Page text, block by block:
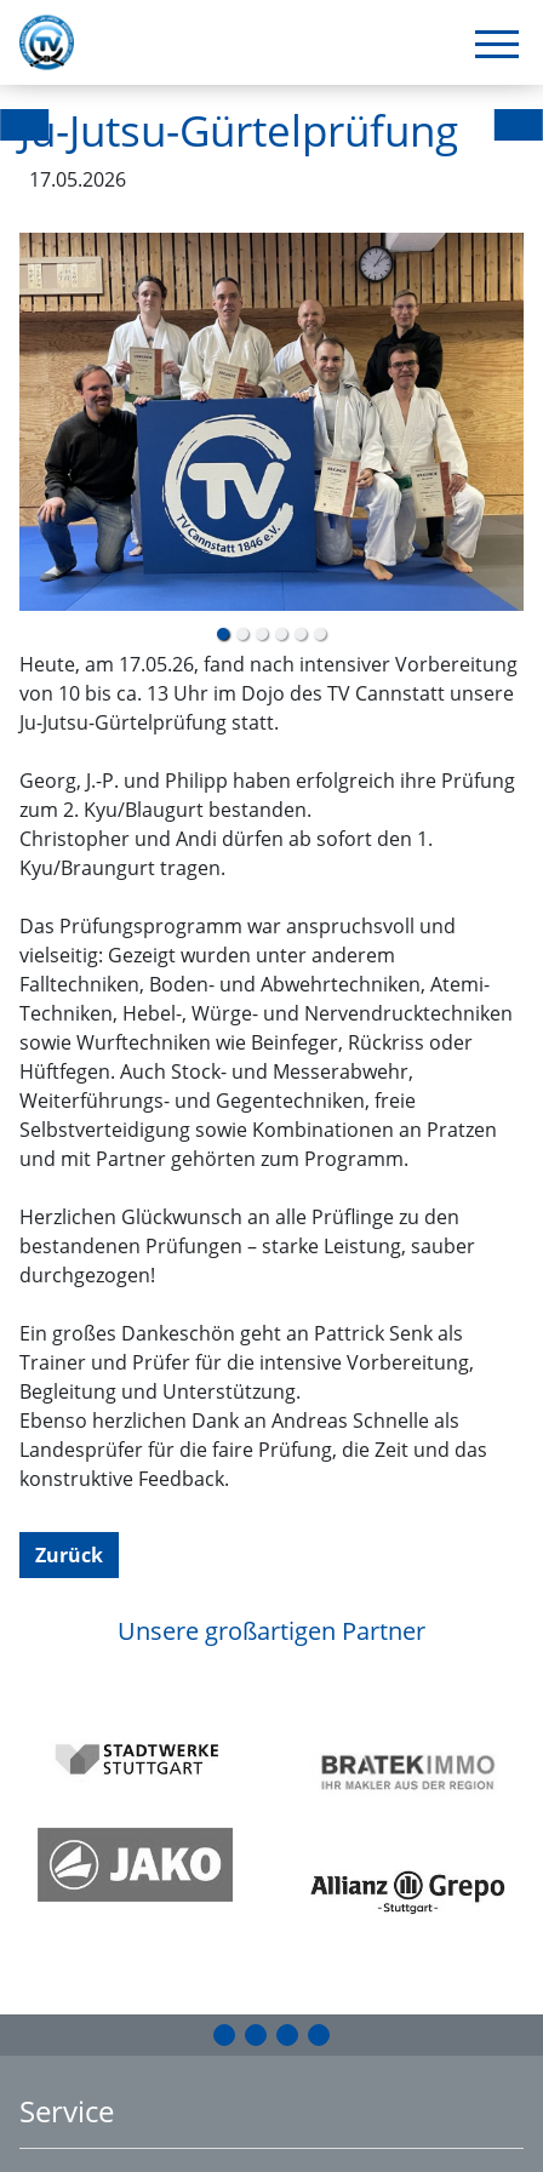
Ju-Jutsu-Gürtelprüfung
17.05.2026
Heute, am 17.05.26, fand nach intensiver Vorbereitung
von 10 bis ca. 13 Uhr im Dojo des TV Cannstatt unsere
Ju-Jutsu-Gürtelprüfung statt.
Georg, J.-P. und Philipp haben erfolgreich ihre Prüfung
zum 2. Kyu/Blaugurt bestanden.
Christopher und Andi dürfen ab sofort den 1.
Kyu/Braungurt tragen.
Das Prüfungsprogramm war anspruchsvoll und
vielseitig: Gezeigt wurden unter anderem
Falltechniken, Boden- und Abwehrtechniken, Atemi-
Techniken, Hebel-, Würge- und Nervendrucktechniken
sowie Wurftechniken wie Beinfeger, Rückriss oder
Hüftfegen. Auch Stock- und Messerabwehr,
Weiterführungs- und Gegentechniken, freie
Selbstverteidigung sowie Kombinationen an Pratzen
und mit Partner gehörten zum Programm.
Herzlichen Glückwunsch an alle Prüflinge zu den
bestandenen Prüfungen – starke Leistung, sauber
durchgezogen!
Ein großes Dankeschön geht an Pattrick Senk als
Trainer und Prüfer für die intensive Vorbereitung,
Begleitung und Unterstützung.
Ebenso herzlichen Dank an Andreas Schnelle als
Landesprüfer für die faire Prüfung, die Zeit und das
konstruktive Feedback.
Zurück
Unsere großartigen Partner
Service